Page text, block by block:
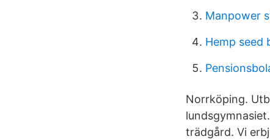
Manpower
Hemp seed
Norrköping.
trädgård. Vi